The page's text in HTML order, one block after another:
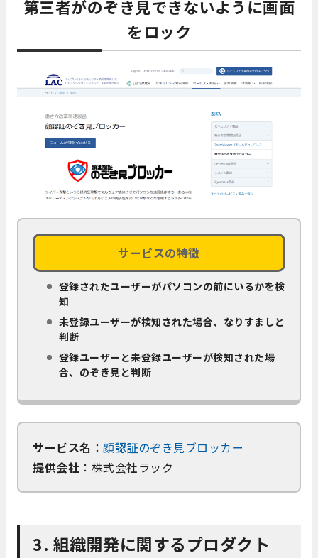
第三者がのぞき見できないように画面
をロック
サービスの特徴
登録されたユーザーがパソコンの前にいるかを検
知
未登録ユーザーが検知された場合、なりすましと
判断
登録ユーザーと未登録ユーザーが検知された場
合、のぞき見と判断
サービス名 ： 顔認証のぞき見ブロッカー
提供会社 ：株式会社ラック
3. 組織開発に関するプロダクト